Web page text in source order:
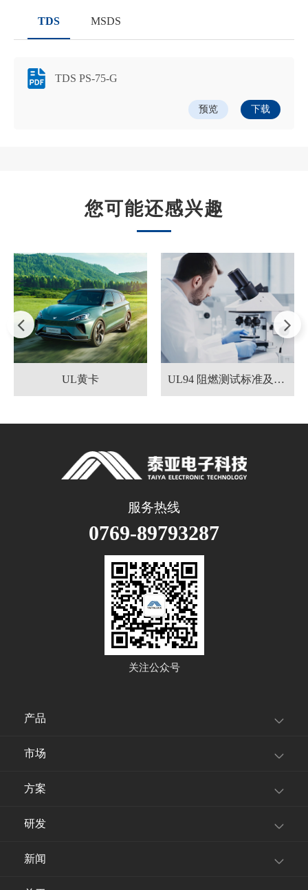
TDS MSDS
TDS PS-75-G
预览 下载
您可能还感兴趣
UL黄卡 UL94 阻燃测试标准及方法
服务热线
0769-89793287
关注公众号
产品
市场
方案
研发
新闻